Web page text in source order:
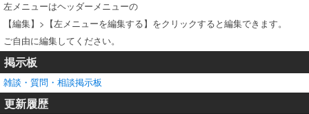
左メニューはヘッダーメニューの
【編集】>【左メニューを編集する】をクリックすると編集できます。
ご自由に編集してください。
掲示板
雑談・質問・相談掲示板
更新履歴